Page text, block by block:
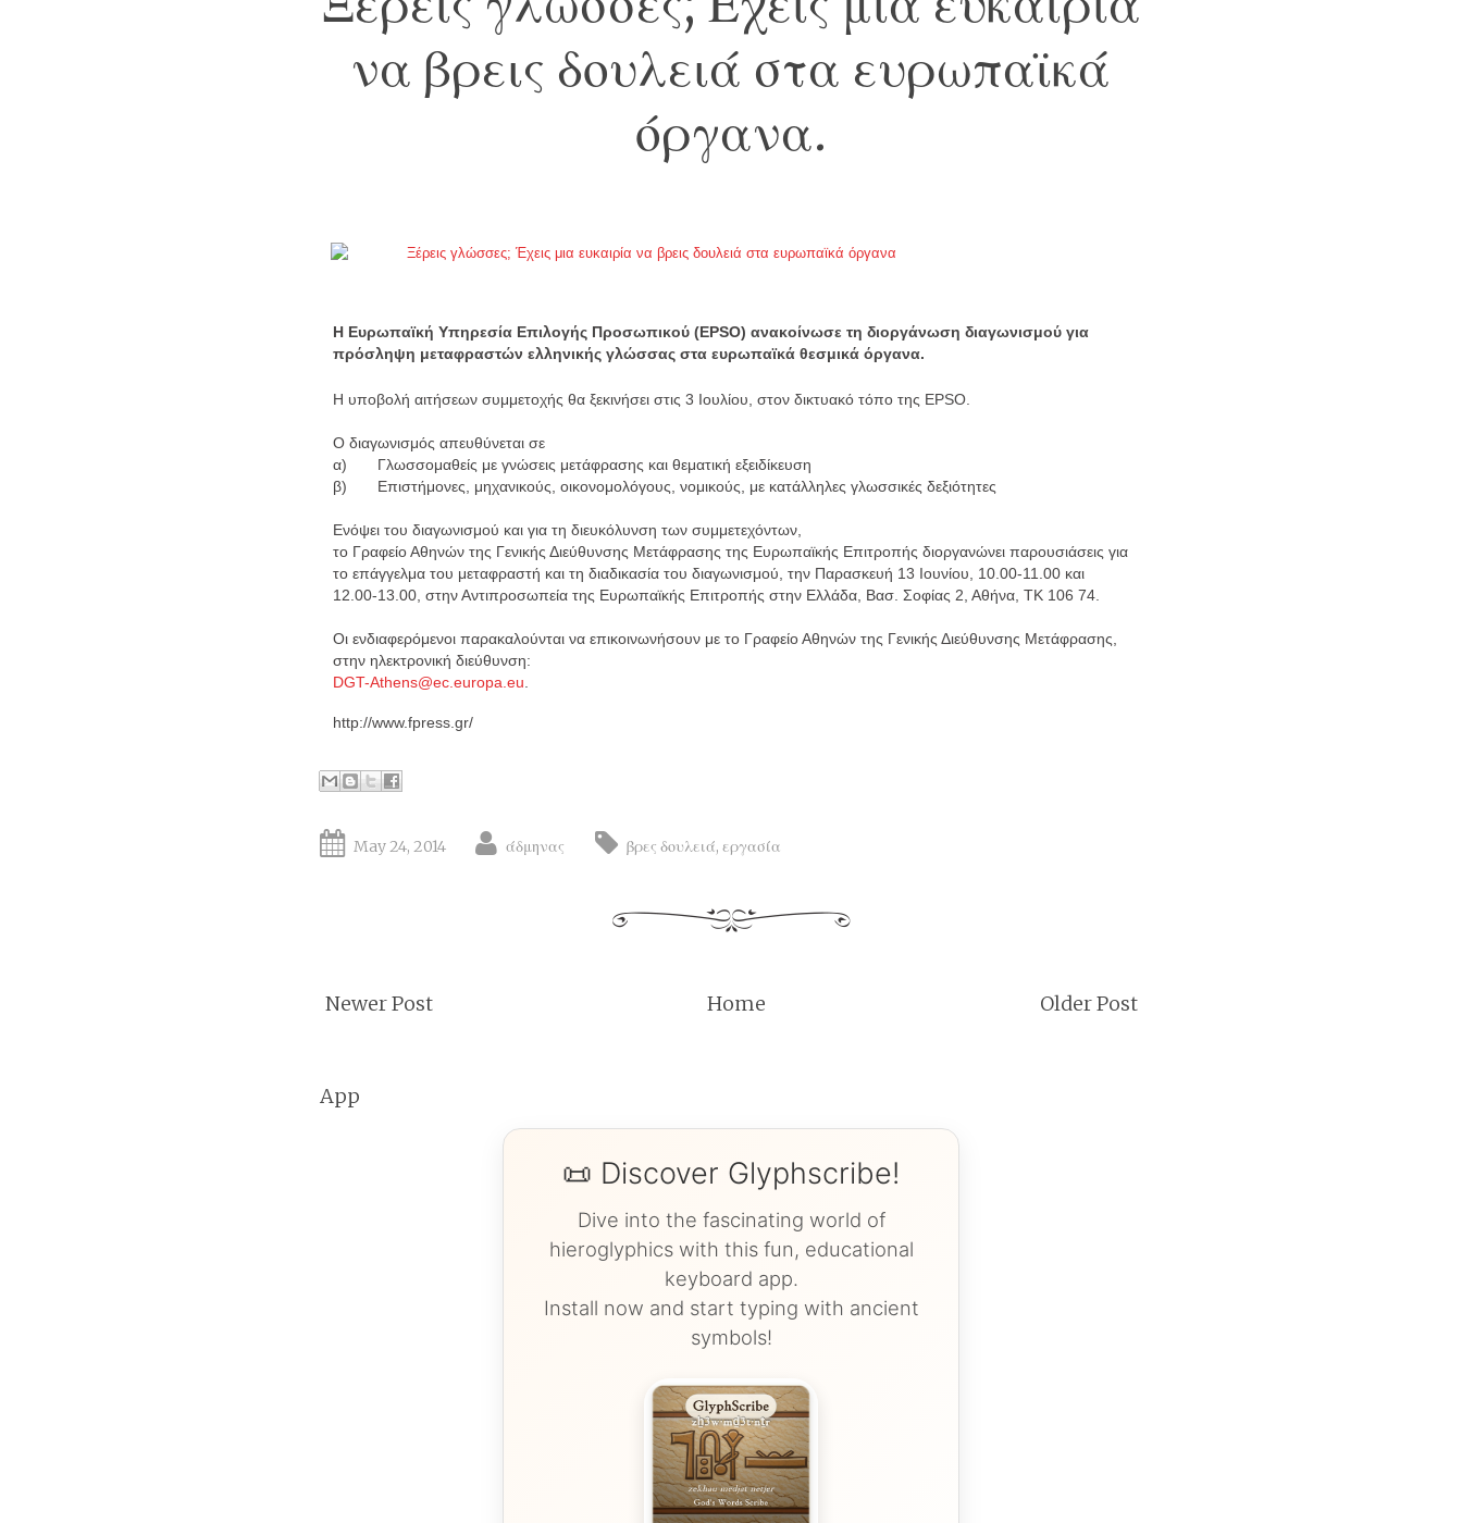
να βρεις δουλειά στα ευρωπαϊκά
όργανα.
Η Ευρωπαϊκή Υπηρεσία Επιλογής Προσωπικού (EPSO) ανακοίνωσε τη διοργάνωση διαγωνισμού για
πρόσληψη μεταφραστών ελληνικής γλώσσας στα ευρωπαϊκά θεσμικά όργανα.
Η υποβολή αιτήσεων συμμετοχής θα ξεκινήσει στις 3 Ιουλίου, στον δικτυακό τόπο της EPSO.
Ο διαγωνισμός απευθύνεται σε
α) Γλωσσομαθείς με γνώσεις μετάφρασης και θεματική εξειδίκευση
β) Επιστήμονες, μηχανικούς, οικονομολόγους, νομικούς, με κατάλληλες γλωσσικές δεξιότητες
Ενόψει του διαγωνισμού και για τη διευκόλυνση των συμμετεχόντων,
το Γραφείο Αθηνών της Γενικής Διεύθυνσης Μετάφρασης της Ευρωπαϊκής Επιτροπής διοργανώνει παρουσιάσεις για
το επάγγελμα του μεταφραστή και τη διαδικασία του διαγωνισμού, την Παρασκευή 13 Ιουνίου, 10.00-11.00 και
12.00-13.00, στην Αντιπροσωπεία της Ευρωπαϊκής Επιτροπής στην Ελλάδα, Βασ. Σοφίας 2, Αθήνα, ΤΚ 106 74.
Οι ενδιαφερόμενοι παρακαλούνται να επικοινωνήσουν με το Γραφείο Αθηνών της Γενικής Διεύθυνσης Μετάφρασης,
στην ηλεκτρονική διεύθυνση:
DGT-Athens@ec.europa.eu
http://www.fpress.gr/
May 24, 2014 άδμηνας βρες δουλειά, εργασία
Newer Post Older Post
Home
App
📜 Discover Glyphscribe!
Dive into the fascinating world of
hieroglyphics with this fun, educational
keyboard app.
Install now and start typing with ancient
symbols!